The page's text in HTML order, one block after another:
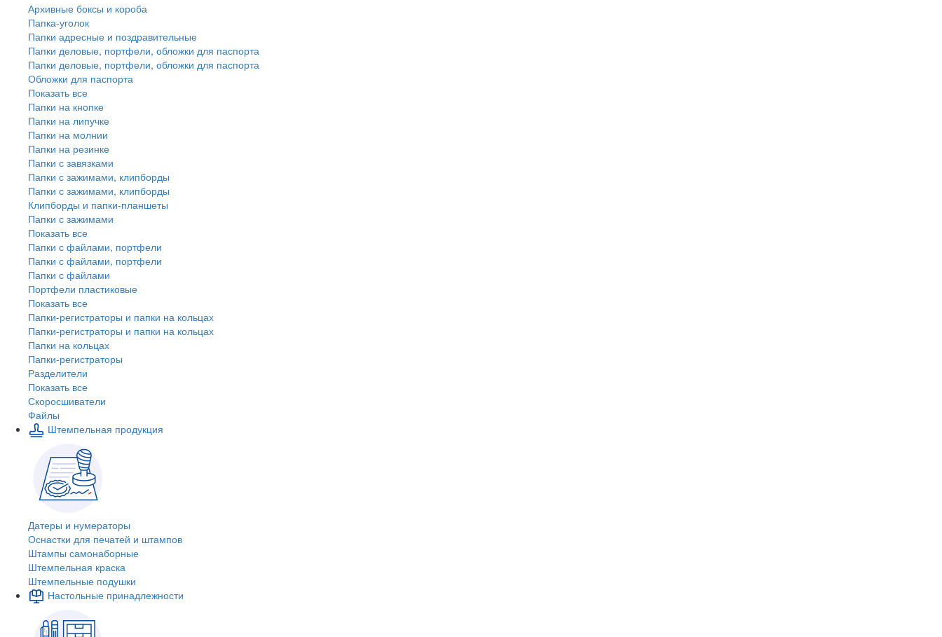
Архивные боксы и короба
Папка-уголок
Папки адресные и поздравительные
Папки деловые, портфели, обложки для паспорта
Папки деловые, портфели, обложки для паспорта
Обложки для паспорта
Показать все
Папки на кнопке
Папки на липучке
Папки на молнии
Папки на резинке
Папки с завязками
Папки с зажимами, клипборды
Папки с зажимами, клипборды
Клипборды и папки-планшеты
Папки с зажимами
Показать все
Папки с файлами, портфели
Папки с файлами, портфели
Папки с файлами
Портфели пластиковые
Показать все
Папки-регистраторы и папки на кольцах
Папки-регистраторы и папки на кольцах
Папки на кольцах
Папки-регистраторы
Разделители
Показать все
Скоросшиватели
Файлы
Штемпельная продукция
Датеры и нумераторы
Оснастки для печатей и штампов
Штампы самонаборные
Штемпельная краска
Штемпельные подушки
Настольные принадлежности